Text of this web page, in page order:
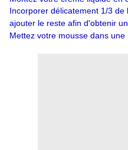
Incorporer délicatement 1/3
ajouter le reste afin d'obtenir
Mettez votre mousse dans une